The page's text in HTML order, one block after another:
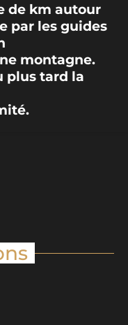
de km autour
par les guides
montagne.
plus tard la